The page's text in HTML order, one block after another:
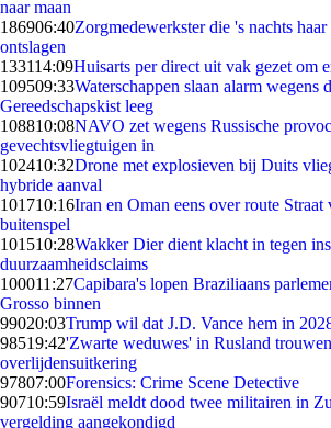
naar maan
186906:40Zorgmedewerkster die 's nachts
ontslagen
133114:09Huisarts per direct uit vak gezet om
109509:33Waterschappen slaan alarm wegens
Gereedschapskist leeg
108810:08NAVO zet wegens Russische
gevechtsvliegtuigen in
102410:32Drone met explosieven bij Duits
hybride aanval
101710:16Iran en Oman eens over route
buitenspel
101510:28Wakker Dier dient klacht in tegen
duurzaamheidsclaims
100011:27Capibara's lopen Braziliaans
Grosso binnen
99020:03Trump wil dat J.D. Vance hem in
98519:42'Zwarte weduwes' in Rusland
overlijdensuitkering
97807:00Forensics: Crime Scene Detective
90710:59Israël meldt dood twee militairen in
vergelding aangekondigd